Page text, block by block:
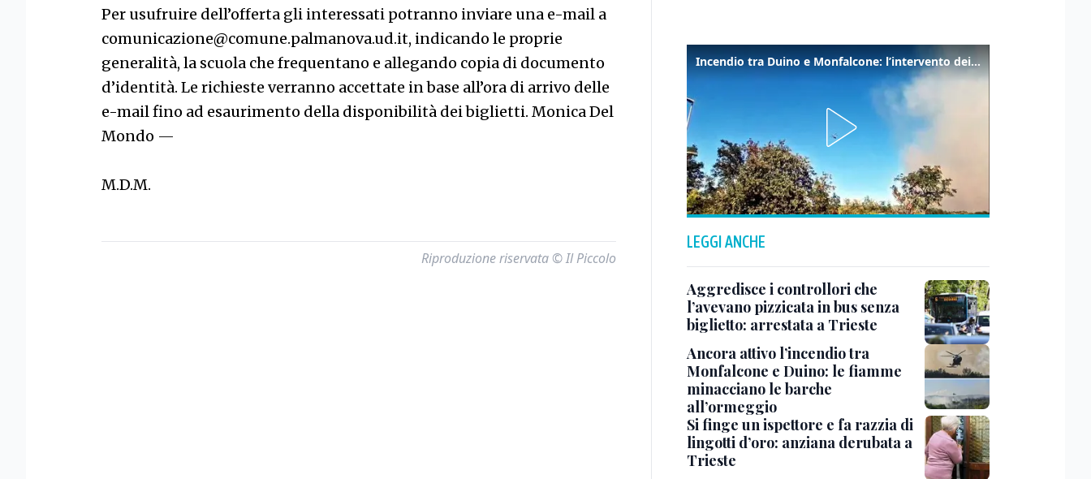
Per usufruire dell’offerta gli interessati potranno inviare una e-mail a
comunicazione@comune.palmanova.ud.it, indicando le proprie
generalità, la scuola che frequentano e allegando copia di documento
d’identità. Le richieste verranno accettate in base all’ora di arrivo delle
e-mail fino ad esaurimento della disponibilità dei biglietti. Monica Del
Mondo —
M.D.M.
Riproduzione riservata © Il Piccolo
Incendio tra Duino e Monfalcone: l’intervento dei vigili del fuoco
LEGGI ANCHE
Aggredisce i controllori che
l’avevano pizzicata in bus senza
biglietto: arrestata a Trieste
Ancora attivo l’incendio tra
Monfalcone e Duino: le fiamme
minacciano le barche
all’ormeggio
Si finge un ispettore e fa razzia di
lingotti d’oro: anziana derubata a
Trieste